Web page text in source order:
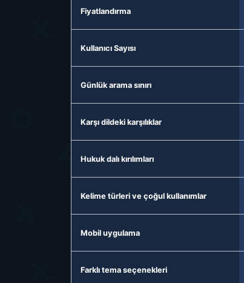
Fiyatlandırma
Kullanıcı Sayısı
Günlük arama sınırı
Karşı dildeki karşılıklar
Hukuk dalı kırılımları
Kelime türleri ve çoğul kullanımlar
Mobil uygulama
Farklı tema seçenekleri